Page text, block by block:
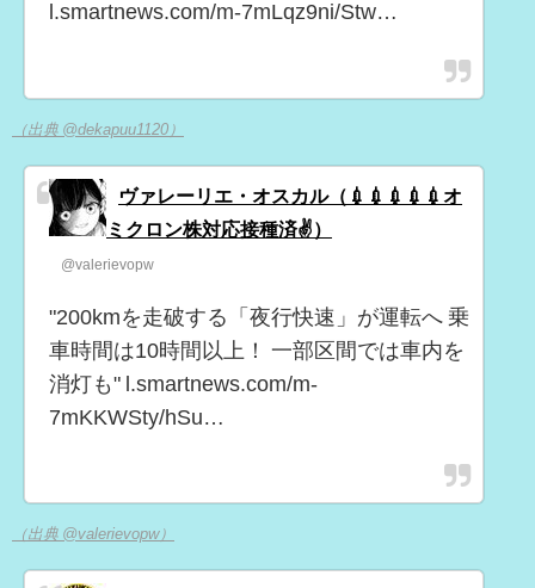
l.smartnews.com/m-7mLqz9ni/Stw…
（出典 @dekapuu1120）
ヴァレーリエ・オスカル（💉💉💉💉💉オ
ミクロン株対応接種済✌️）
@valerievopw
"200kmを走破する「夜行快速」が運転へ 乗
車時間は10時間以上！ 一部区間では車内を
消灯も" l.smartnews.com/m-
7mKKWSty/hSu…
（出典 @valerievopw）